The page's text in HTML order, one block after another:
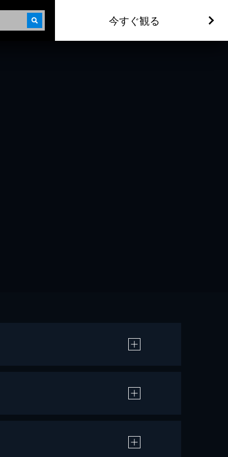
今すぐ観る